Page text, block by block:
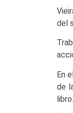
del
En
de
libro.